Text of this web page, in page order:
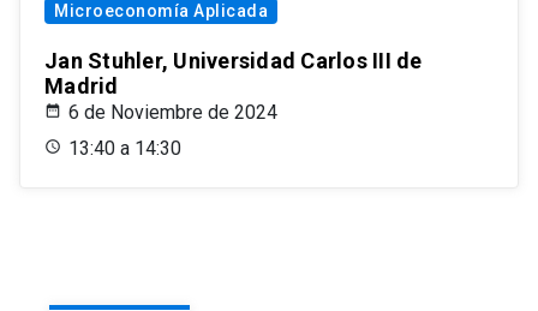
Microeconomía Aplicada
Jan Stuhler, Universidad Carlos III de
Madrid
6 de Noviembre de 2024
13:40 a 14:30